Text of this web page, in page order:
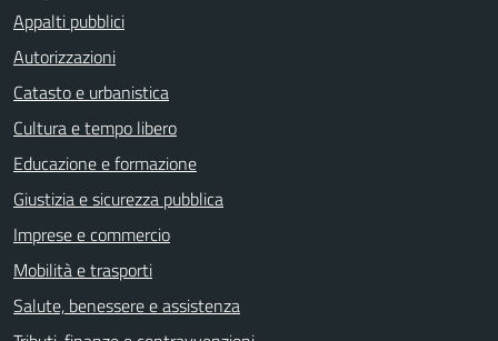
Appalti pubblici
Autorizzazioni
Catasto e urbanistica
Cultura e tempo libero
Educazione e formazione
Giustizia e sicurezza pubblica
Imprese e commercio
Mobilità e trasporti
Salute, benessere e assistenza